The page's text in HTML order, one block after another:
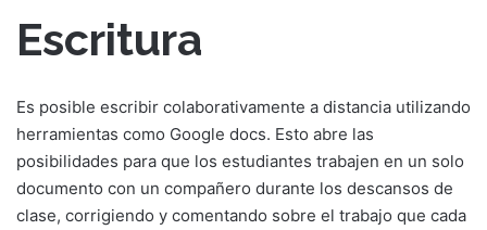
Escritura
Es posible escribir colaborativamente a distancia utilizando
herramientas como Google docs. Esto abre las
posibilidades para que los estudiantes trabajen en un solo
documento con un compañero durante los descansos de
clase, corrigiendo y comentando sobre el trabajo que cada